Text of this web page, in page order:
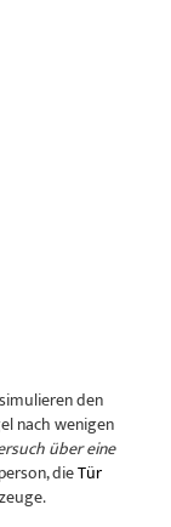
den
nach wenigen
über eine
dieTür